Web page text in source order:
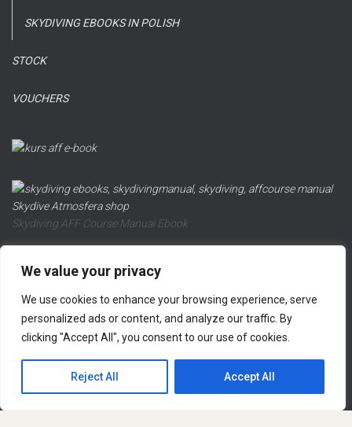
We value your privacy
We use cookies to enhance your browsing experience, serve
personalized ads or content, and analyze our traffic. By
clicking "Accept All", you consent to our use of cookies.
Reject All Accept All
SKYDIVING EBOOKS IN POLISH
STOCK
VOUCHERS
Skydiving AFF Course Manual Ebook
REFUND AND RETURNS POLICY PRIVACY POLICY
LEGAL NOTICE CONTACT US
Hestia | Developed by ThemeIsle